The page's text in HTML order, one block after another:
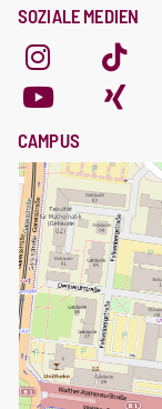
SOZIALE MEDIEN
CAMPUS